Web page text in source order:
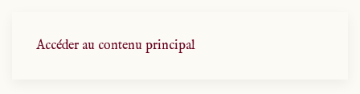
Accéder au contenu principal